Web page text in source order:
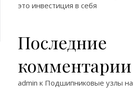
это инвестиция в себя
Последние
комментарии
admin к Подшипниковые узлы на